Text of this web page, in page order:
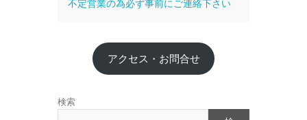
不定営業の為必ず事前にご連絡下さい
アクセス・お問合せ
検索